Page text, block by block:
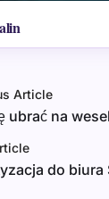
Article
ubrać na
do biura